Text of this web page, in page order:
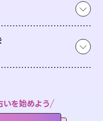
いを始めよう